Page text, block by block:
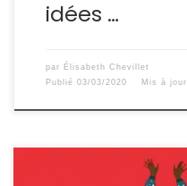
idées …
par Élisabeth Chevillet
Publié 03/03/2020 Mis à jour